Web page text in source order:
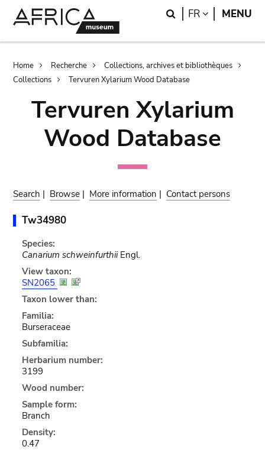
Search
FR LANGUAGE
MENU
Breadcrumb
Home Recherche
Collections, archives et bibliothèques
Collections
Tervuren Xylarium Wood Database
Tervuren Xylarium
Wood Database
Search | Browse | More information | Contact persons
Tw34980
Species:
Canarium schweinfurthiiEngl.
View taxon:
SN2065
Taxon lower than:
Familia:
Burseraceae
Subfamilia:
Herbarium number:
3199
Wood number:
Sample form:
Branch
Density:
0.47